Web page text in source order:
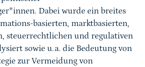
Dabei wurde ein breites
basierten, marktbasierten,
steuerrechtlichen und regulativen
sowie u.a. die Bedeutung von
zur Vermeidung von